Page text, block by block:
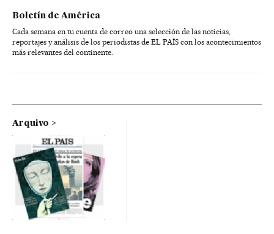
Boletín de América
Cada semana en tu cuenta de correo una selección de las noticias,
reportajes y análisis de los periodistas de EL PAÍS con los acontecimientos
más relevantes del continente.
Arquivo